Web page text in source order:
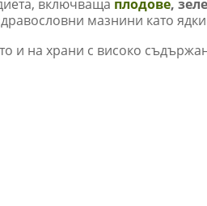
включваща плодове,
мазнини като
и на храни с високо